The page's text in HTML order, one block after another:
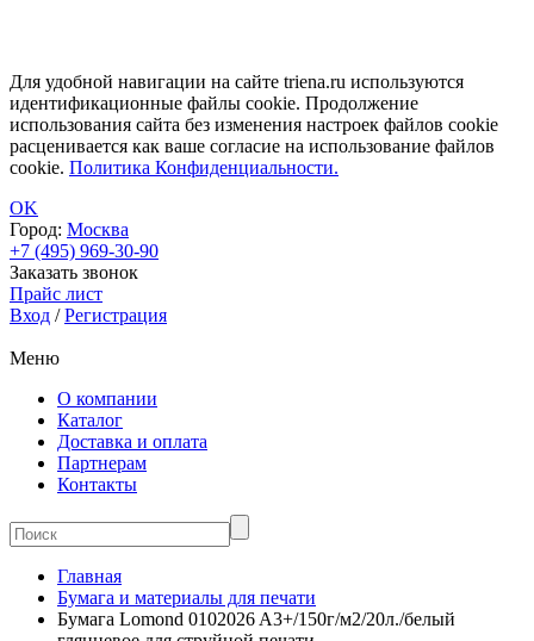
Для удобной навигации на сайте triena.ru используются
идентификационные файлы cookie. Продолжение
использования сайта без изменения настроек файлов cookie
расценивается как ваше согласие на использование файлов
cookie. Политика Конфиденциальности.
OK
Город: Москва
+7 (495) 969-30-90
Заказать звонок
Прайс лист
Вход /Регистрация
Меню
О компании
Каталог
Доставка и оплата
Партнерам
Контакты
Главная
Бумага и материалы для печати
Бумага Lomond 0102026 A3+/150г/м2/20л./белый